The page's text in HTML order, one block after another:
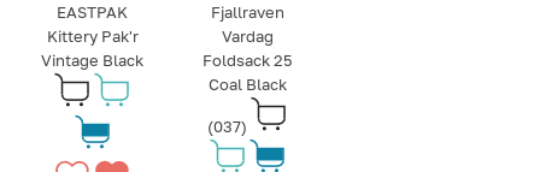
EASTPAK
Kittery Pak'r
Vintage Black
Fjallraven
Vardag
Foldsack 25
Coal Black
(037)